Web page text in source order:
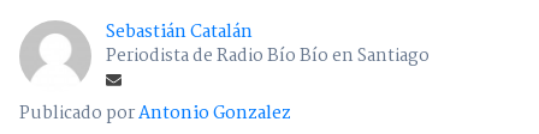
Sebastián Catalán
Periodista de Radio Bío Bío en Santiago
Publicado porAntonio Gonzalez